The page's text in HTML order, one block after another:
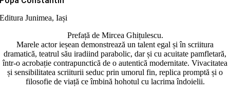
Editura Junimea, Iași
Prefață de Mircea Ghițulescu.
Marele actor ieșean demonstrează un talent egal și în scriitura
dramatică, teatrul său iradiind parabolic, dar și cu acuitate pamfletară,
într-o acrobație contrapunctică de o autentică modernitate. Vivacitatea
și sensibilitatea scriiturii seduc prin umorul fin, replica promptă și o
filosofie de viață ce îmbină hohotul cu lacrima îndoielii.